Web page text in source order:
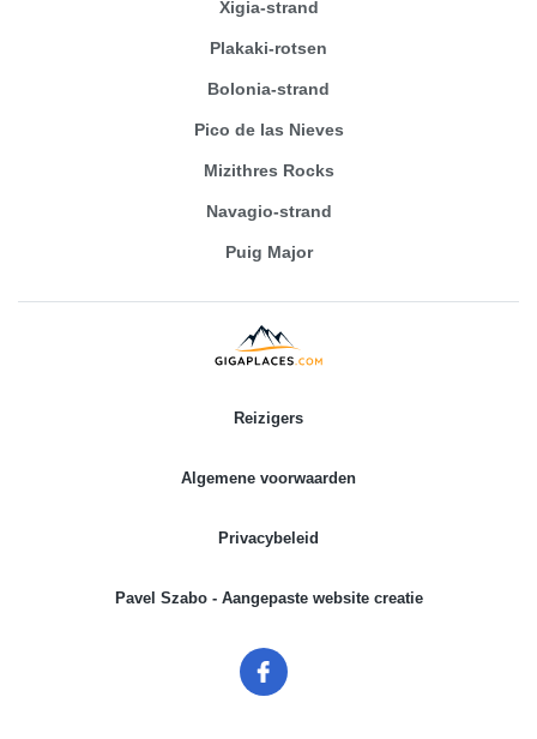
Xigia-strand
Plakaki-rotsen
Bolonia-strand
Pico de las Nieves
Mizithres Rocks
Navagio-strand
Puig Major
Reizigers
Algemene voorwaarden
Privacybeleid
Pavel Szabo - Aangepaste website creatie